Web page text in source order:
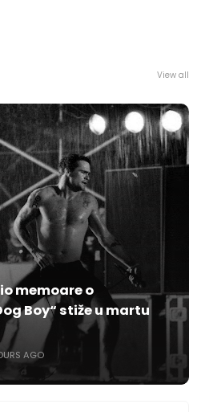
View all
memoare o
Boy“ stiže u martu
AGO